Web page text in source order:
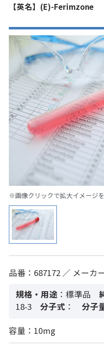
【英名】(E)-Ferimzone
※画像クリックで拡大イメージ
品番：687172 ／ メーカ
規格・用途 ：標準品
18-3
分子式 ： 分子
容量：10mg